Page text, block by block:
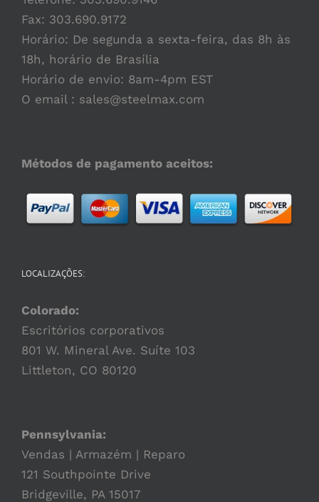
Fax: 303.690.9172
Horário: De segunda a sexta-feira, das 8h às
18h, horário de Brasília
Horário de envio: 8am-4pm EST
O email : sales@steelmax.com
Métodos de pagamento aceitos:
LOCALIZAÇÕES:
Colorado:
Escritórios corporativos
801 W. Mineral Ave. Suíte 103
Littleton, CO 80120
Pennsylvania:
Vendas | Armazém | Reparo
121 Southpointe Drive
Bridgeville, PA 15017